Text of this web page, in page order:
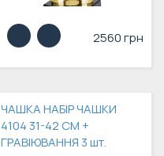
2560 грн
ЧАШКА НАБІР ЧАШКИ
4104 31-42 СМ +
ГРАВІЮВАННЯ 3 шт.